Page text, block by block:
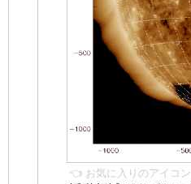
👈 お気に入りのアイコン